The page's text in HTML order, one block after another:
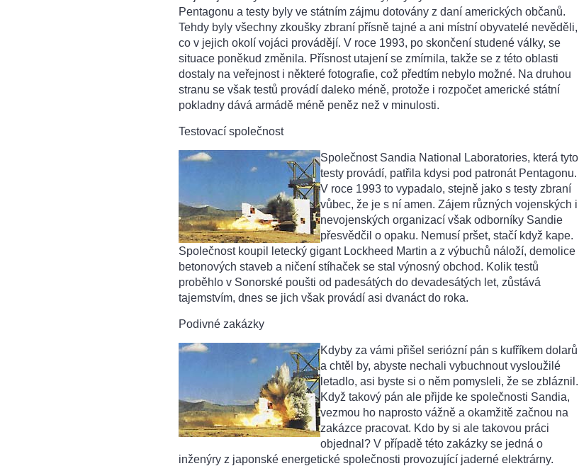
Pentagonu a testy byly ve státním zájmu dotovány z daní amerických občanů.
Tehdy byly všechny zkoušky zbraní přísně tajné a ani místní obyvatelé nevěděli,
co v jejich okolí vojáci provádějí. V roce 1993, po skončení studené války, se
situace poněkud změnila. Přísnost utajení se zmírnila, takže se z této oblasti
dostaly na veřejnost i některé fotografie, což předtím nebylo možné. Na druhou
stranu se však testů provádí daleko méně, protože i rozpočet americké státní
pokladny dává armádě méně peněz než v minulosti.
Testovací společnost
Společnost Sandia National Laboratories, která tyto
testy provádí, patřila kdysi pod patronát Pentagonu.
V roce 1993 to vypadalo, stejně jako s testy zbraní
vůbec, že je s ní amen. Zájem různých vojenských i
nevojenských organizací však odborníky Sandie
přesvědčil o opaku. Nemusí pršet, stačí když kape.
Společnost koupil letecký gigant Lockheed Martin a z výbuchů náloží, demolice
betonových staveb a ničení stíhaček se stal výnosný obchod. Kolik testů
proběhlo v Sonorské poušti od padesátých do devadesátých let, zůstává
tajemstvím, dnes se jich však provádí asi dvanáct do roka.
Podivné zakázky
Kdyby za vámi přišel seriózní pán s kufříkem dolarů
a chtěl by, abyste nechali vybuchnout vysloužilé
letadlo, asi byste si o něm pomysleli, že se zbláznil.
Když takový pán ale přijde ke společnosti Sandia,
vezmou ho naprosto vážně a okamžitě začnou na
zakázce pracovat. Kdo by si ale takovou práci
objednal? V případě této zakázky se jedná o
inženýry z japonské energetické společnosti provozující jaderné elektrárny.